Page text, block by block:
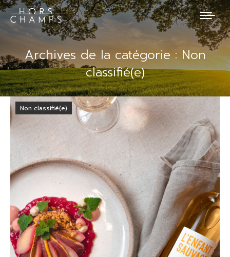
Archives de la catégorie : Non
classifié(e)
Non classifié(e)